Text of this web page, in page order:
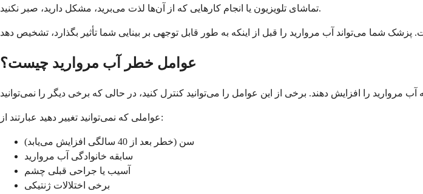
تماشای تلویزیون یا انجام کارهایی که از آن‌ها لذت می‌برید، مشکل دارید، صبر نکنید.
عوامل خطر آب مروارید چیست؟
عواملی که نمی‌توانید تغییر دهید عبارتند از:
سن (خطر بعد از 40 سالگی افزایش می‌یابد)
سابقه خانوادگی آب مروارید
آسیب یا جراحی قبلی چشم
برخی اختلالات ژنتیکی